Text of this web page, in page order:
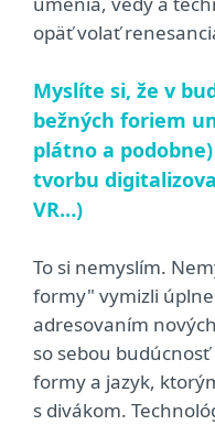
opäť volať
Myslíte si, že v
bežných foriem
plátno a
tvorbu
VR…)
To si nemyslím.
formy" vymizli
adresovaním
so sebou
formy a jazyk,
s divákom.